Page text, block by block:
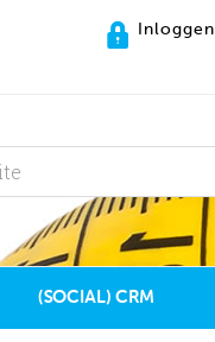
Inloggen
(SOCIAL) CRM